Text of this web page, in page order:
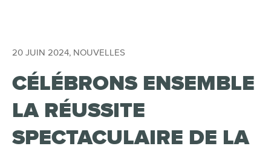
20 JUIN 2024, NOUVELLES
CÉLÉBRONS ENSEMBLE
LA RÉUSSITE
SPECTACULAIRE DE LA